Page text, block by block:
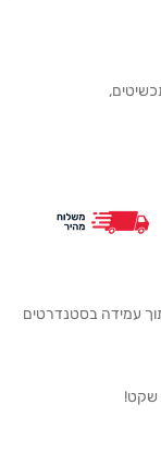
,
עמידה בסטנדרטים
שקט!